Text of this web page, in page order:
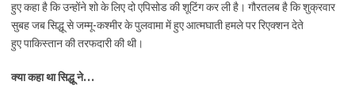
हुए कहा है कि उन्होंने शो के लिए दो एपिसोड की शूटिंग कर ली है। गौरतलब है कि शुक्रवार
सुबह जब सिद्धू से जम्मू-कश्मीर के पुलवामा में हुए आत्मघाती हमले पर रिएक्शन देते
हुए पाकिस्तान की तरफदारी की थी।
क्या कहा था सिद्धू ने…